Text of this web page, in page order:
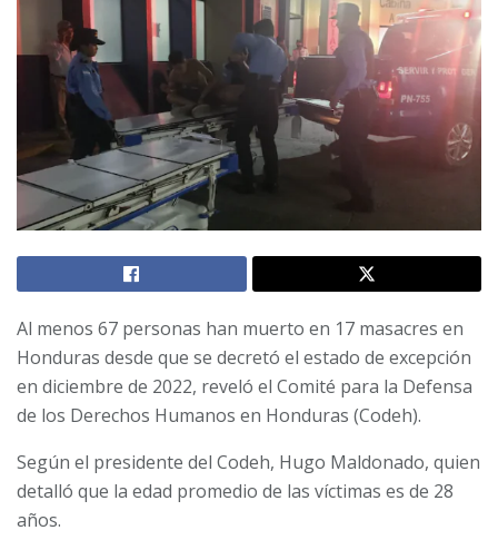
Al menos 67 personas han muerto en 17 masacres en
Honduras desde que se decretó el estado de excepción
en diciembre de 2022, reveló el Comité para la Defensa
de los Derechos Humanos en Honduras (Codeh).
Según el presidente del Codeh, Hugo Maldonado, quien
detalló que la edad promedio de las víctimas es de 28
años.